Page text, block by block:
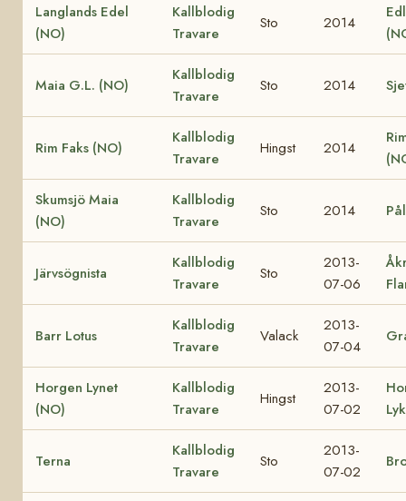
Langlands Edel
(NO)
Kallblodig
Travare
Sto 2014
Maia G.L. (NO)
Kallblodig
Travare
Sto 2014
Rim Faks (NO)
Kallblodig
Travare
Hingst 2014
Skumsjö Maia
(NO)
Kallblodig
Travare
Sto 2014
Järvsögnista
Kallblodig
Travare
Sto
2013-
07-06
Barr Lotus
Kallblodig
Travare
Valack
2013-
07-04
Horgen Lynet
(NO)
Kallblodig
Travare
Hingst
2013-
07-02
Terna
Kallblodig
Travare
Sto
2013-
07-02